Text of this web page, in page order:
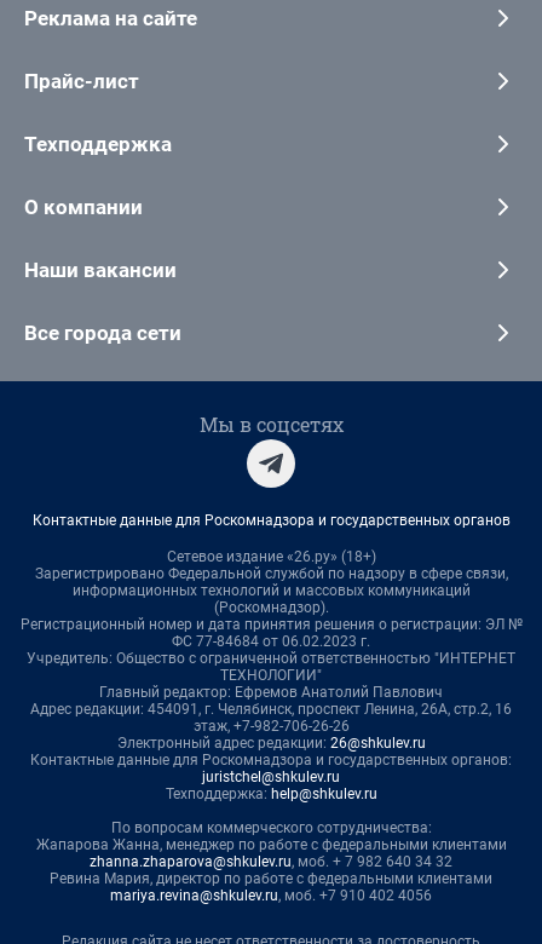
Реклама на сайте
Прайс-лист
Техподдержка
О компании
Наши вакансии
Все города сети
Мы в соцсетях
Контактные данные для Роскомнадзора и государственных органов
Сетевое издание «26.ру» (18+)
Зарегистрировано Федеральной службой по надзору в сфере связи,
информационных технологий и массовых коммуникаций
(Роскомнадзор).
Регистрационный номер и дата принятия решения о регистрации: ЭЛ №
ФС 77-84684 от 06.02.2023 г.
Учредитель: Общество с ограниченной ответственностью "ИНТЕРНЕТ
ТЕХНОЛОГИИ"
Главный редактор: Ефремов Анатолий Павлович
Адрес редакции: 454091, г. Челябинск, проспект Ленина, 26А, стр.2, 16
этаж, +7-982-706-26-26
Электронный адрес редакции: 26@shkulev.ru
Контактные данные для Роскомнадзора и государственных органов:
juristchel@shkulev.ru
Техподдержка: help@shkulev.ru
По вопросам коммерческого сотрудничества:
Жапарова Жанна, менеджер по работе с федеральными клиентами
zhanna.zhaparova@shkulev.ru, моб. + 7 982 640 34 32
Ревина Мария, директор по работе с федеральными клиентами
mariya.revina@shkulev.ru, моб. +7 910 402 4056